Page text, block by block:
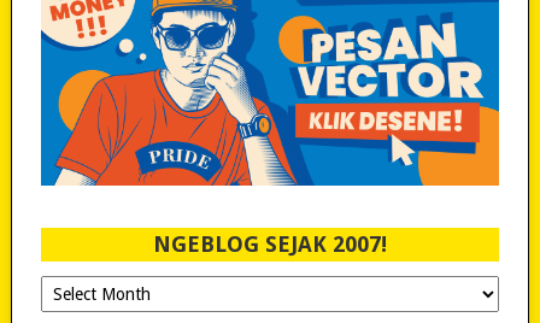
NGEBLOG SEJAK 2007!
Ngeblog
Sejak